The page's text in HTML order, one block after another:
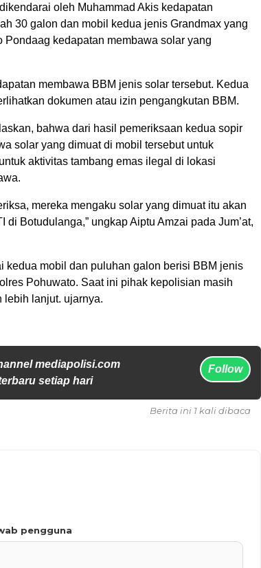
oleh Muhammad Akis kedapatan
30 galon dan mobil kedua jenis Grandmax yang
kedapatan membawa solar yang
membawa BBM jenis solar tersebut. Kedua
dokumen atau izin pengangkutan BBM.
bahwa dari hasil pemeriksaan kedua sopir
solar yang dimuat di mobil tersebut untuk
aktivitas tambang emas ilegal di lokasi
mereka mengaku solar yang dimuat itu akan
di Botudulanga,” ungkap Aiptu Amzai pada Jum’at,
kedua mobil dan puluhan galon berisi BBM jenis
Pohuwato. Saat ini pihak kepolisian masih
lebih lanjut. ujarnya.
mediapolisi.com
setiap hari
Follow
Berita ini 1 kali dibaca
pengguna